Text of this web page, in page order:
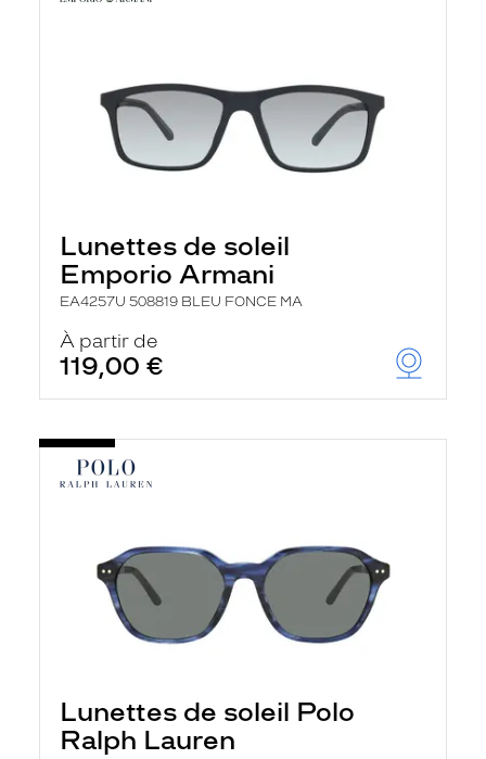
Lunettes de soleil
Emporio Armani
EA4257U 508819 BLEU FONCE MA
À partir de
119,00 €
Lunettes de soleil Polo
Ralph Lauren